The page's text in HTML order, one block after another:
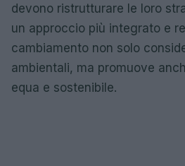
devono ristrutturare le loro
un approccio più integrato e
cambiamento non solo
ambientali, ma promuove
equa e sostenibile.